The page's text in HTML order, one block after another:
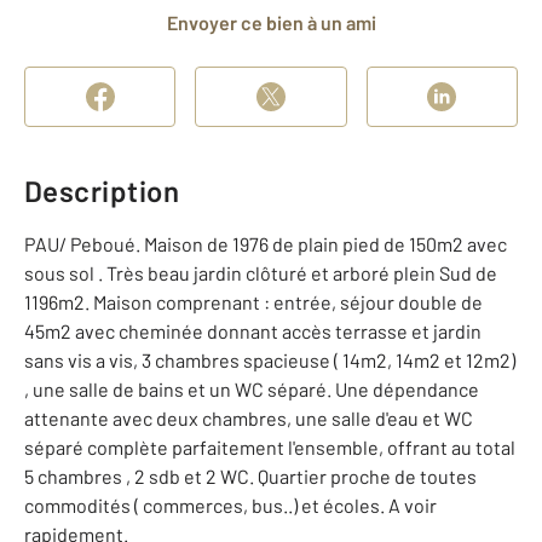
Envoyer ce bien à un ami
Description
PAU/ Peboué. Maison de 1976 de plain pied de 150m2 avec
sous sol . Très beau jardin clôturé et arboré plein Sud de
1196m2. Maison comprenant : entrée, séjour double de
45m2 avec cheminée donnant accès terrasse et jardin
sans vis a vis, 3 chambres spacieuse ( 14m2, 14m2 et 12m2)
, une salle de bains et un WC séparé. Une dépendance
attenante avec deux chambres, une salle d'eau et WC
séparé complète parfaitement l'ensemble, offrant au total
5 chambres , 2 sdb et 2 WC. Quartier proche de toutes
commodités ( commerces, bus..) et écoles. A voir
rapidement.